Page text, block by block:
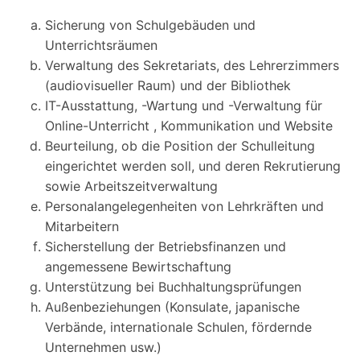
Sicherung von Schulgebäuden und
Unterrichtsräumen
Verwaltung des Sekretariats, des Lehrerzimmers
(audiovisueller Raum) und der Bibliothek
IT-Ausstattung, -Wartung und -Verwaltung für
Online-Unterricht , Kommunikation und Website
Beurteilung, ob die Position der Schulleitung
eingerichtet werden soll, und deren Rekrutierung
sowie Arbeitszeitverwaltung
Personalangelegenheiten von Lehrkräften und
Mitarbeitern
Sicherstellung der Betriebsfinanzen und
angemessene Bewirtschaftung
Unterstützung bei Buchhaltungsprüfungen
Außenbeziehungen (Konsulate, japanische
Verbände, internationale Schulen, fördernde
Unternehmen usw.)